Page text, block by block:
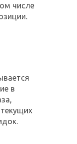
числе
в